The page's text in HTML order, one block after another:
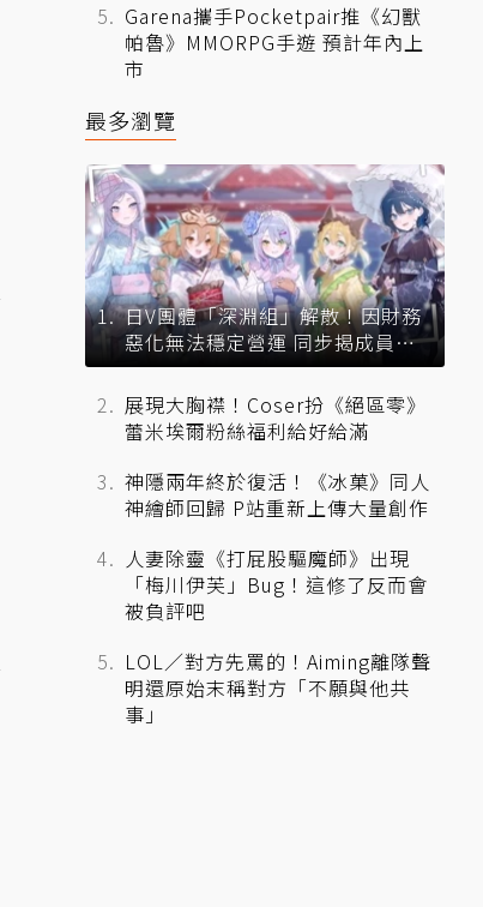
Garena攜手Pocketpair推《幻獸
帕魯》MMORPG手遊 預計年內上
市
最多瀏覽
日V團體「深淵組」解散！因財務
惡化無法穩定營運 同步揭成員未
來去向
展現大胸襟！Coser扮《絕區零》
蕾米埃爾粉絲福利給好給滿
神隱兩年終於復活！《冰菓》同人
神繪師回歸 P站重新上傳大量創作
人妻除靈《打屁股驅魔師》出現
「梅川伊芙」Bug！這修了反而會
被負評吧
LOL／對方先罵的！Aiming離隊聲
明還原始末稱對方「不願與他共
事」